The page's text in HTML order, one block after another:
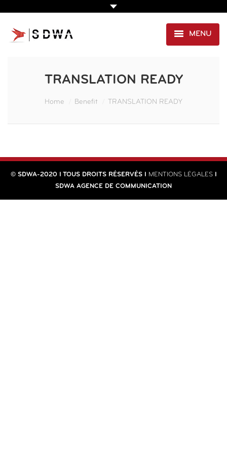
MENU
PRESTATIONS
CONTACT
TRANSLATION READY
You are here:
Home Benefit TRANSLATION READY
© SDWA-2020 I TOUS DROITS RÉSERVÉS I MENTIONS LÉGALESI
SDWA AGENCE DE COMMUNICATION